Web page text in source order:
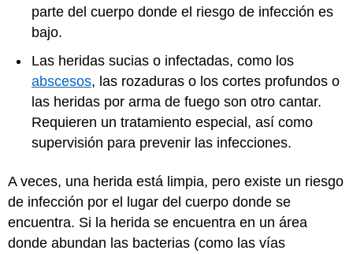
parte del cuerpo donde el riesgo de infección es
bajo.
Las heridas sucias o infectadas, como los
abscesos, las rozaduras o los cortes profundos o
las heridas por arma de fuego son otro cantar.
Requieren un tratamiento especial, así como
supervisión para prevenir las infecciones.
A veces, una herida está limpia, pero existe un riesgo
de infección por el lugar del cuerpo donde se
encuentra. Si la herida se encuentra en un área
donde abundan las bacterias (como las vías